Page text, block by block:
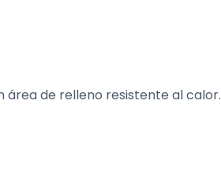
área de relleno resistente al calor.